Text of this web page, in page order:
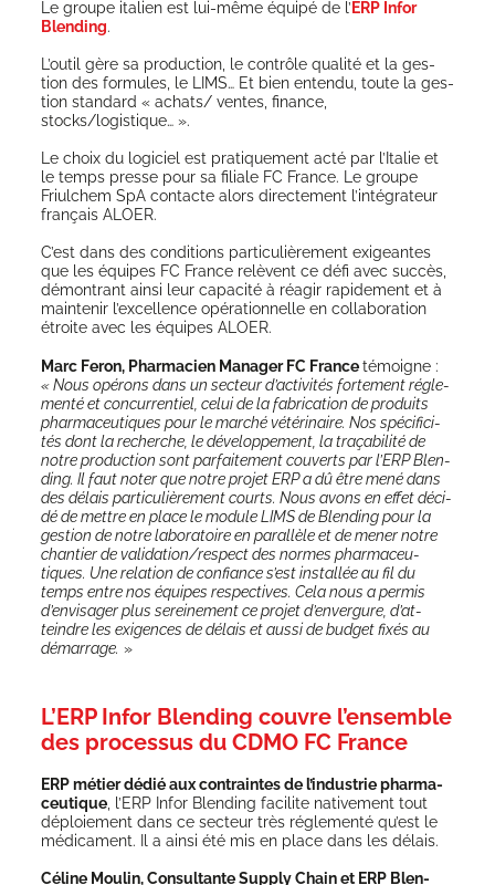
Le groupe ita­lien est lui-même équi­pé de l’ERP Infor
Blen­ding.
L’ou­til gère sa pro­duc­tion, le contrôle qua­li­té et la ges­
tion des for­mules, le LIMS… Et bien enten­du, toute la ges­
tion stan­dard « achats/ ventes, finance,
stocks/logistique… ».
Le choix du logi­ciel est pra­ti­que­ment acté par l’Italie et
le temps presse pour sa filiale FC France. Le groupe
Friul­chem ​​SpA contacte alors direc­te­ment l’intégrateur
fran­çais ALOER.
C’est dans des condi­tions par­ti­cu­liè­re­ment exi­geantes
que les équipes FC France relèvent ce défi avec suc­cès,
démon­trant ain­si leur capa­ci­té à réagir rapi­de­ment et à
main­te­nir l’ex­cel­lence opé­ra­tion­nelle en col­la­bo­ra­tion
étroite avec les équipes ALOER.
Marc Feron, Phar­ma­cien Mana­ger FC Francetémoigne :
« Nous opé­rons dans un sec­teur d’activités for­te­ment régle­
men­té et concur­ren­tiel, celui de la fabri­ca­tion de pro­duits
phar­ma­ceu­tiques pour le mar­ché vété­ri­naire. Nos spé­ci­fi­ci­
tés dont la recherche, le déve­lop­pe­ment, la tra­ça­bi­li­té de
notre pro­duc­tion sont par­fai­te­ment cou­verts par l’ERP Blen­
ding. Il faut noter que notre pro­jet ERP a dû être mené dans
des délais par­ti­cu­liè­re­ment courts. Nous avons en effet déci­
dé de mettre en place le module LIMS de Blen­ding pour la
ges­tion de notre labo­ra­toire en paral­lèle et de mener notre
chan­tier de validation/respect des normes phar­ma­ceu­
tiques. Une rela­tion de confiance s’est ins­tal­lée au fil du
temps entre nos équipes res­pec­tives. Cela nous a per­mis
d’envisager plus serei­ne­ment ce pro­jet d’envergure, d’at­
teindre les exi­gences de délais et aus­si de bud­get fixés au
démar­rage. »
L’ERP Infor Blending couvre l’ensemble
des processus du CDMO FC France
ERP métier dédié aux contraintes de l’in­dus­trie phar­ma­
ceu­tique, l’ERP Infor Blen­ding faci­lite nati­ve­ment tout
déploie­ment dans ce sec­teur très régle­men­té qu’est le
médi­ca­ment. Il a ain­si été mis en place dans les délais.
Céline Mou­lin, Consul­tante Sup­ply Chain et ERP Blen­